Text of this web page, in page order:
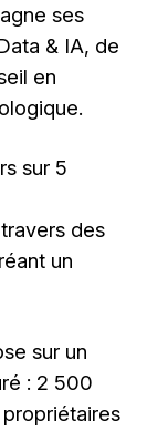
ses
& IA, de
en
sur 5
des
un
sur un
: 2 500